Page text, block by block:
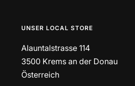
UNSER LOCAL STORE
Alauntalstrasse 114
3500 Krems an der Donau
Österreich